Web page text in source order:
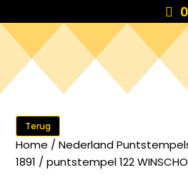
Terug
Home /Nederland
1891 / puntstempel 122